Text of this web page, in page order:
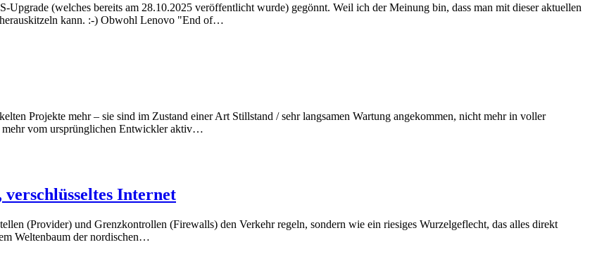
(welches bereits am 28.10.2025 veröffentlicht wurde) gegönnt. Weil ich der Meinung bin, dass man mit dieser aktuellen
kann. :-) Obwohl Lenovo "End of…
Projekte mehr – sie sind im Zustand einer Art Stillstand / sehr langsamen Wartung angekommen, nicht mehr in voller
vom ursprünglichen Entwickler aktiv…
Internet
(Provider) und Grenzkontrollen (Firewalls) den Verkehr regeln, sondern wie ein riesiges Wurzelgeflecht, das alles direkt
Weltenbaum der nordischen…